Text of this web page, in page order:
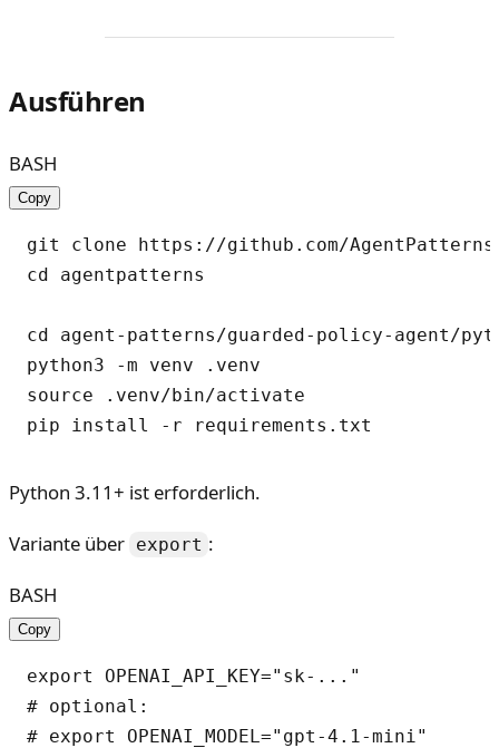
Ausführen
BASH
Copy
git clone https://github.com/
cd agentpatterns
cd agent-patterns/guarded-policy-agent/
python3 -m venv .venv
source .venv/bin/activate
Python 3.11+ ist erforderlich.
Variante über export :
BASH
Copy
export OPENAI_API_KEY="sk-..."
# optional:
# export OPENAI_MODEL="gpt-4.1-mini"